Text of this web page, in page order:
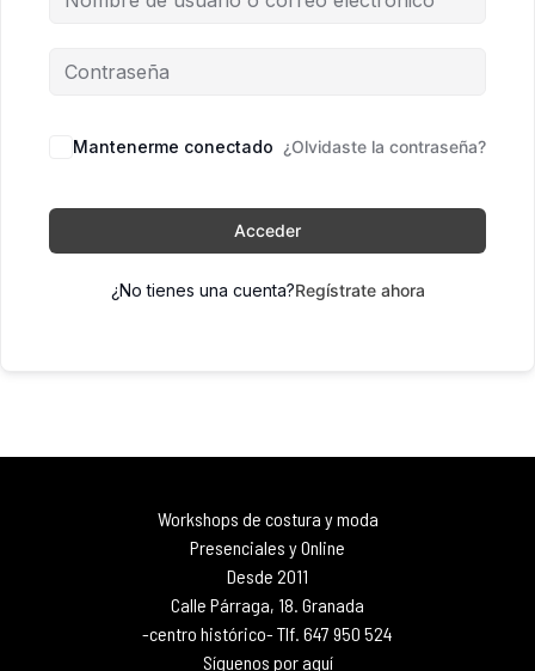
Mantenerme conectado ¿Olvidaste la contraseña?
Acceder
¿No tienes una cuenta?Regístrate ahora
Workshops de costura y moda
Presenciales y Online
Desde 2011
Calle Párraga, 18. Granada
-centro histórico- Tlf. 647 950 524
Síguenos por aquí